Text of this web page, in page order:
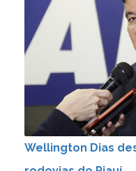
Wellington Dias